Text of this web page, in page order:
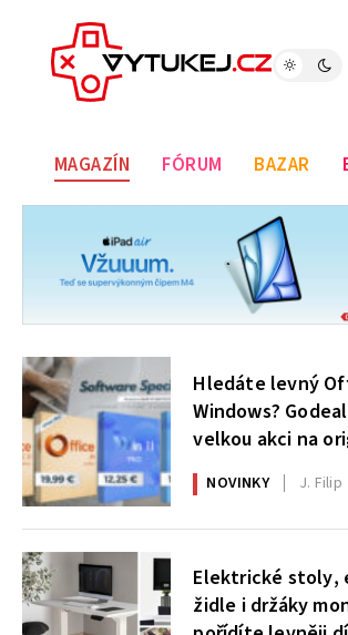
MAGAZÍN FÓRUM BAZAR
Hledáte levný
Windows?
velkou akci na
NOVINKY J. Filip
Elektrické stoly,
židle i držáky